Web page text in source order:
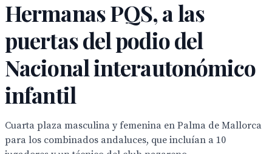
Hermanas PQS, a las
puertas del podio del
Nacional interautonómico
infantil
Cuarta plaza masculina y femenina en Palma de Mallorca
para los combinados andaluces, que incluían a 10